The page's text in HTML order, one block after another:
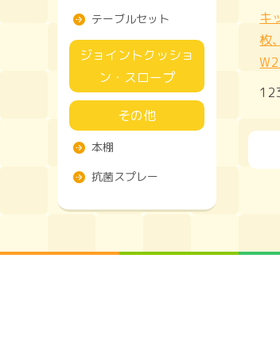
キ
枚
テーブルセット
ジョイントクッショ
ン・スロープ
その他
本棚
抗菌スプレー